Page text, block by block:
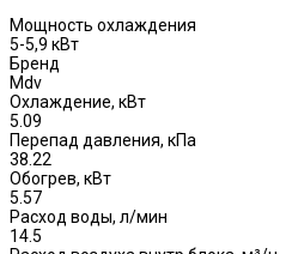
Мощность охлаждения
5-5,9 кВт
Бренд
Mdv
Охлаждение, кВт
5.09
Перепад давления, кПа
38.22
Обогрев, кВт
5.57
Расход воды, л/мин
14.5